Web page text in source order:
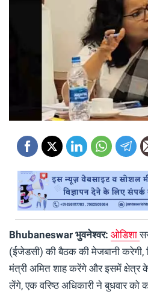
Bhubaneswar भुवनेश्वर: ओडिशा
(ईजेडसी) की बैठक की मेजबानी करेगी,
मंत्री अमित शाह करेंगे और इसमें क्षेत्र
लेंगे, एक वरिष्ठ अधिकारी ने बुधवार को